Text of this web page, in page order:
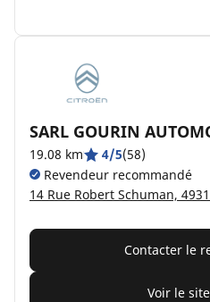
SARL GOURIN
19.08 km 4/5(58)
Revendeur recommandé
14 Rue Robert Schuman,
Contacter le
Voir le